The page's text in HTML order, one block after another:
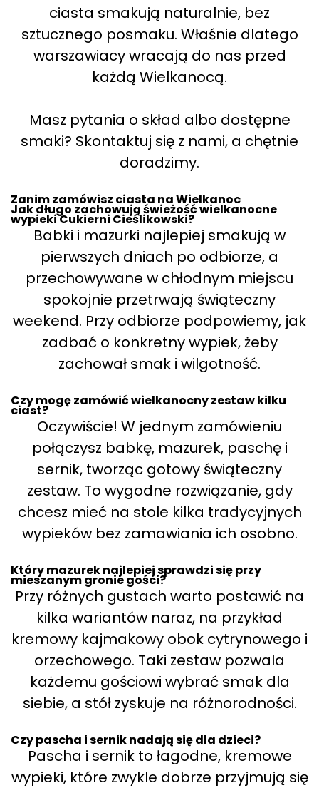
ciasta smakują naturalnie, bez
sztucznego posmaku. Właśnie dlatego
warszawiacy wracają do nas przed
każdą Wielkanocą.
Masz pytania o skład albo dostępne
smaki? Skontaktuj się z nami, a chętnie
doradzimy.
Zanim zamówisz ciasta na Wielkanoc
Jak długo zachowują świeżość wielkanocne
wypieki Cukierni Cieślikowski?
Babki i mazurki najlepiej smakują w
pierwszych dniach po odbiorze, a
przechowywane w chłodnym miejscu
spokojnie przetrwają świąteczny
weekend. Przy odbiorze podpowiemy, jak
zadbać o konkretny wypiek, żeby
zachował smak i wilgotność.
Czy mogę zamówić wielkanocny zestaw kilku
ciast?
Oczywiście! W jednym zamówieniu
połączysz babkę, mazurek, paschę i
sernik, tworząc gotowy świąteczny
zestaw. To wygodne rozwiązanie, gdy
chcesz mieć na stole kilka tradycyjnych
wypieków bez zamawiania ich osobno.
Który mazurek najlepiej sprawdzi się przy
mieszanym gronie gości?
Przy różnych gustach warto postawić na
kilka wariantów naraz, na przykład
kremowy kajmakowy obok cytrynowego i
orzechowego. Taki zestaw pozwala
każdemu gościowi wybrać smak dla
siebie, a stół zyskuje na różnorodności.
Czy pascha i sernik nadają się dla dzieci?
Pascha i sernik to łagodne, kremowe
wypieki, które zwykle dobrze przyjmują się